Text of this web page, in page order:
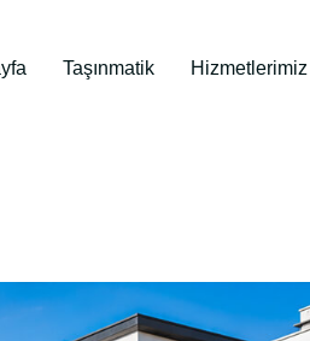
Taşınmatik Hizmetlerimiz